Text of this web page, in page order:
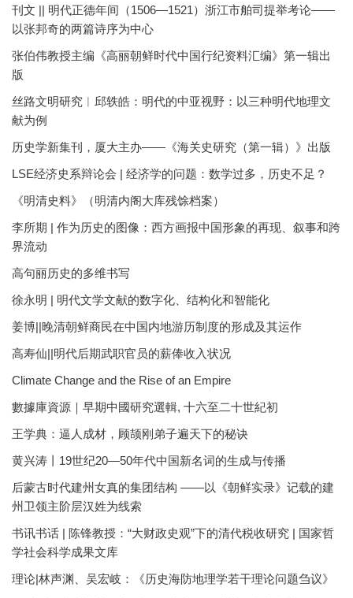
刊文 || 明代正德年间（1506—1521）浙江市舶司提举考论——
以张邦奇的两篇诗序为中心
张伯伟教授主编《高丽朝鲜时代中国行纪资料汇编》第一辑出
版
丝路文明研究︱邱轶皓：明代的中亚视野：以三种明代地理文
献为例
历史学新集刊，厦大主办——《海关史研究（第一辑）》出版
LSE经济史系辩论会 | 经济学的问题：数学过多，历史不足？
《明清史料》（明清内阁大库残馀档案）
李所期 | 作为历史的图像：西方画报中国形象的再现、叙事和跨
界流动
高句丽历史的多维书写
徐永明 | 明代文学文献的数字化、结构化和智能化
姜博||晚清朝鲜商民在中国内地游历制度的形成及其运作
高寿仙||明代后期武职官员的薪俸收入状况
Climate Change and the Rise of an Empire
數據庫資源｜早期中國研究選輯, 十六至二十世紀初
王学典：逼人成材，顾颉刚弟子遍天下的秘诀
黄兴涛丨19世纪20—50年代中国新名词的生成与传播
后蒙古时代建州女真的集团结构 ——以《朝鲜实录》记载的建
州卫领主阶层汉姓为线索
书讯书话 | 陈锋教授：“大财政史观”下的清代税收研究 | 国家哲
学社会科学成果文库
理论|林声渊、吴宏岐：《历史海防地理学若干理论问题刍议》